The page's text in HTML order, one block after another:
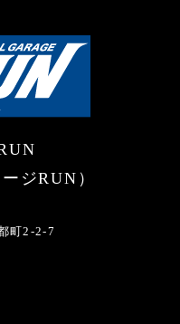
ジRUN）
町2-2-7